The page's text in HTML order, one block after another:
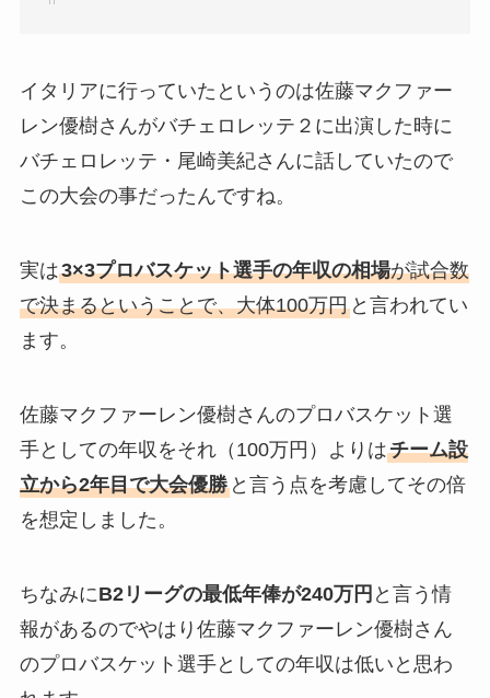
イタリアに行っていたというのは佐藤マクファー
レン優樹さんがバチェロレッテ２に出演した時に
バチェロレッテ・尾崎美紀さんに話していたので
この大会の事だったんですね。
実は3×3プロバスケット選手の年収の相場が試合数
で決まるということで、大体100万円と言われてい
ます。
佐藤マクファーレン優樹さんのプロバスケット選
手としての年収をそれ（100万円）よりはチーム設
立から2年目で大会優勝と言う点を考慮してその倍
を想定しました。
ちなみにB2リーグの最低年俸が240万円 と言う情
報があるのでやはり佐藤マクファーレン優樹さん
のプロバスケット選手としての年収は低いと思わ